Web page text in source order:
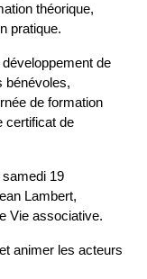
théorique,
pratique.
de
bénévoles,
de formation
certificat de
19
Lambert,
Vie associative.
animer les acteurs